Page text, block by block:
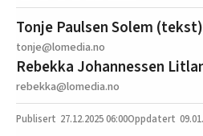
Tonje Paulsen Solem (tekst)
tonje@lomedia.no
Rebekka Johannessen
rebekka@lomedia.no
27.12.202506:00